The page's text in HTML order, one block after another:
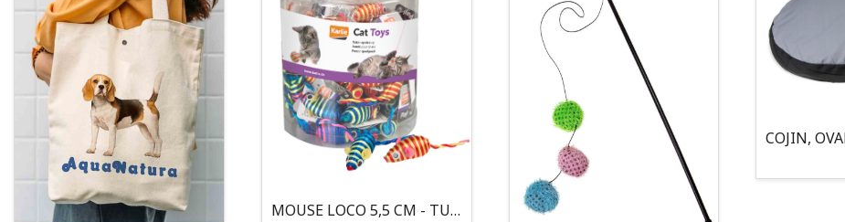
MOUSE LOCO 5,5 CM - TUBO